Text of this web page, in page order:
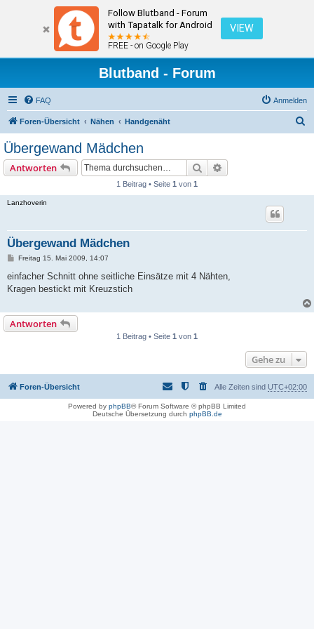
Follow Blutband - Forum
with Tapatalk for Android
FREE - on Google Play
VIEW
Blutband - Forum
FAQ Anmelden
Foren-Übersicht Nähen Handgenäht
Übergewand Mädchen
Antworten Suche
1 Beitrag • Seite 1 von 1
Lanzhoverin
Übergewand Mädchen
B
i
r
Freitag 15. Mai 2009, 14:07
einfacher Schnitt ohne seitliche Einsätze mit 4 Nähten,
Kragen bestickt mit Kreuzstich
Antworten
1 Beitrag • Seite 1 von 1
Gehe zu
Foren-Übersicht Alle Zeiten sind UTC+02:00
Powered by phpBB® Forum Software © phpBB Limited
Deutsche Übersetzung durch phpBB.de